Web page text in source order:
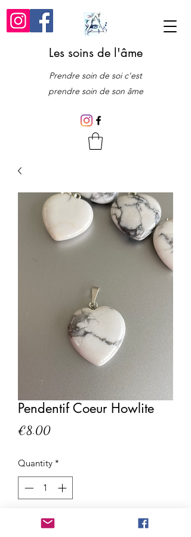
Les soins de l'âme
Prendre soin de soi c'est
prendre soin de son âme
Pendentif Coeur Howlite
€8.00Price
Quantity *